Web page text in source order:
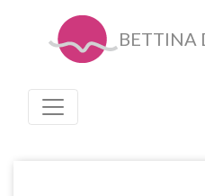
BETTINA